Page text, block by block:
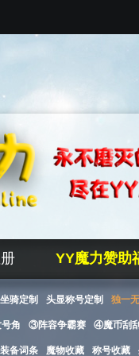
YY魔力赞助
坐骑定制 头显称号定制 独一
角 ③阵容争霸赛 ④魔币刮
装备词条 魔物收藏 称号收藏